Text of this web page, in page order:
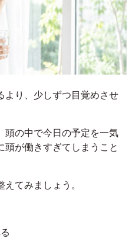
より、少しずつ目覚めさせ
頭の中で今日の予定を一気
頭が働きすぎてしまうこと
てみましょう。